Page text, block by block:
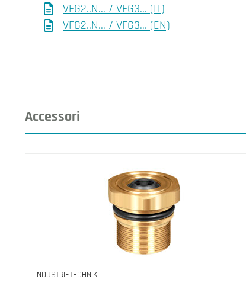
VFG2..N... / VFG3... (IT)
VFG2..N... / VFG3... (EN)
Accessori
INDUSTRIETECHNIK